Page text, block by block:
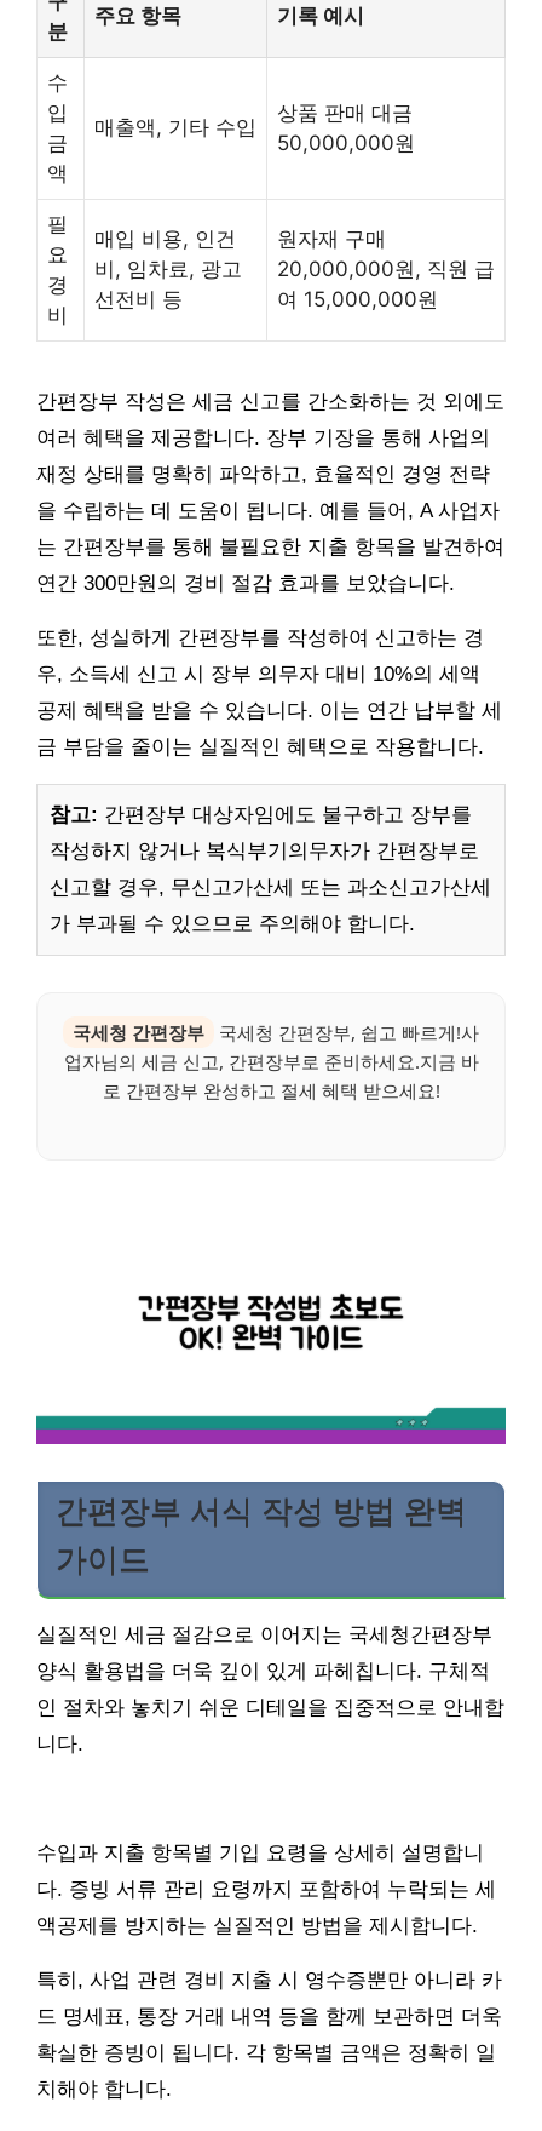
분
주요 항목 기록 예시
수
입
금
액
매출액, 기타 수입
상품 판매 대금
50,000,000원
필
요
경
비
매입 비용, 인건
비, 임차료, 광고
선전비 등
원자재 구매
20,000,000원, 직원 급
여 15,000,000원
간편장부 작성은 세금 신고를 간소화하는 것 외에도
여러 혜택을 제공합니다. 장부 기장을 통해 사업의
재정 상태를 명확히 파악하고, 효율적인 경영 전략
을 수립하는 데 도움이 됩니다. 예를 들어, A 사업자
는 간편장부를 통해 불필요한 지출 항목을 발견하여
연간 300만원의 경비 절감 효과를 보았습니다.
또한, 성실하게 간편장부를 작성하여 신고하는 경
우, 소득세 신고 시 장부 의무자 대비 10%의 세액
공제 혜택을 받을 수 있습니다. 이는 연간 납부할 세
금 부담을 줄이는 실질적인 혜택으로 작용합니다.
참고: 간편장부 대상자임에도 불구하고 장부를
작성하지 않거나 복식부기의무자가 간편장부로
신고할 경우, 무신고가산세 또는 과소신고가산세
가 부과될 수 있으므로 주의해야 합니다.
국세청 간편장부
국세청 간편장부, 쉽고 빠르게!사
업자님의 세금 신고, 간편장부로 준비하세요.지금 바
로 간편장부 완성하고 절세 혜택 받으세요!
간편장부 서식 작성 방법 완벽
가이드
실질적인 세금 절감으로 이어지는 국세청간편장부
양식 활용법을 더욱 깊이 있게 파헤칩니다. 구체적
인 절차와 놓치기 쉬운 디테일을 집중적으로 안내합
니다.
수입과 지출 항목별 기입 요령을 상세히 설명합니
다. 증빙 서류 관리 요령까지 포함하여 누락되는 세
액공제를 방지하는 실질적인 방법을 제시합니다.
특히, 사업 관련 경비 지출 시 영수증뿐만 아니라 카
드 명세표, 통장 거래 내역 등을 함께 보관하면 더욱
확실한 증빙이 됩니다. 각 항목별 금액은 정확히 일
치해야 합니다.